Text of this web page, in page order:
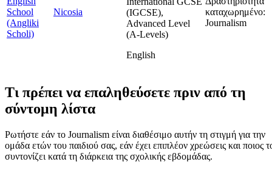
School
(Angliki
Scholi)
Nicosia
(IGCSE),
Advanced Level
(A-Levels)
English
καταχωρημένο:
Journalism
Τι πρέπει να επαληθεύσετε πριν από τη
σύντομη λίστα
Ρωτήστε εάν το Journalism είναι διαθέσιμο αυτήν τη στιγμή για την
ομάδα ετών του παιδιού σας, εάν έχει επιπλέον χρεώσεις και ποιος
συντονίζει κατά τη διάρκεια της σχολικής εβδομάδας.